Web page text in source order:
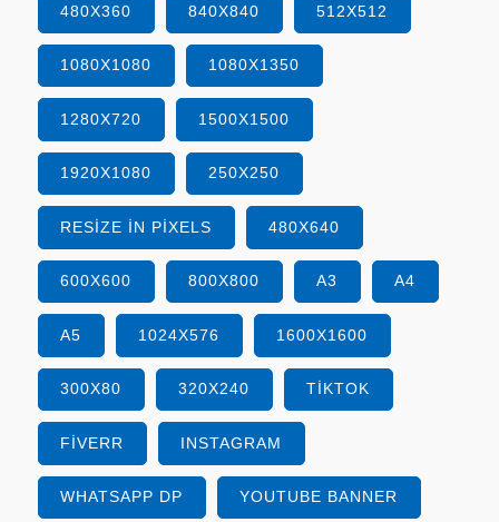
480X360 840X840 512X512
1080X1080 1080X1350
1280X720 1500X1500
1920X1080 250X250
RESIZE IN PIXELS 480X640
600X600 800X800 A3 A4
A5 1024X576 1600X1600
300X80 320X240 TIKTOK
FIVERR INSTAGRAM
WHATSAPP DP YOUTUBE BANNER